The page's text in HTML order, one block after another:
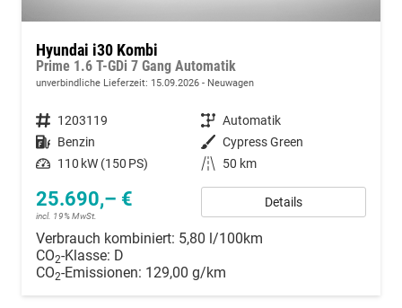
Hyundai i30 Kombi
Prime 1.6 T-GDi 7 Gang Automatik
unverbindliche Lieferzeit: 15.09.2026 Neuwagen
Fahrzeugnummer 1203119 Getriebe Automatik
Kraftstoff Benzin Außenfarbe Cypress Green
Leistung 110 kW (150 PS) Kilometerstand 50 km
25.690,– €
incl. 19% MwSt.
Details
Verbrauch kombiniert: 5,80 l/100km
CO2-Klasse: D
CO2-Emissionen: 129,00 g/km